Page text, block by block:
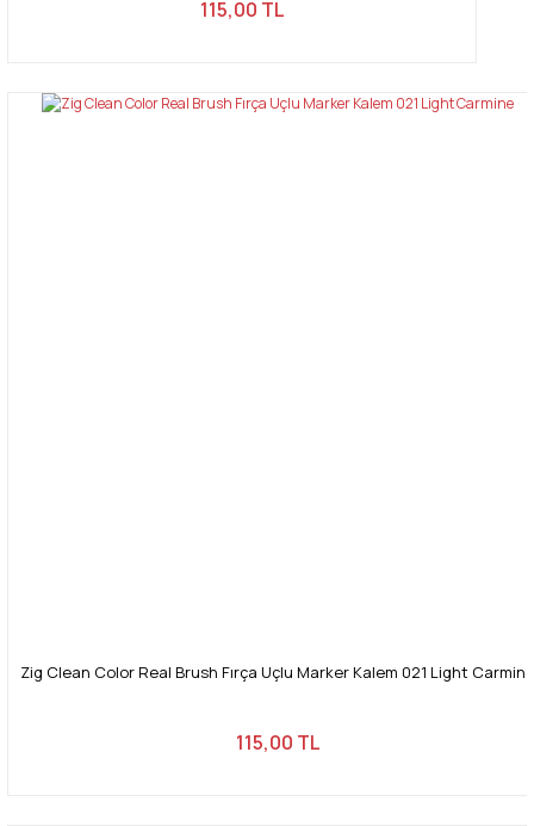
115,00 TL
Zig Clean Color Real Brush Fırça Uçlu Marker Kalem 021 Light Carmine
115,00 TL